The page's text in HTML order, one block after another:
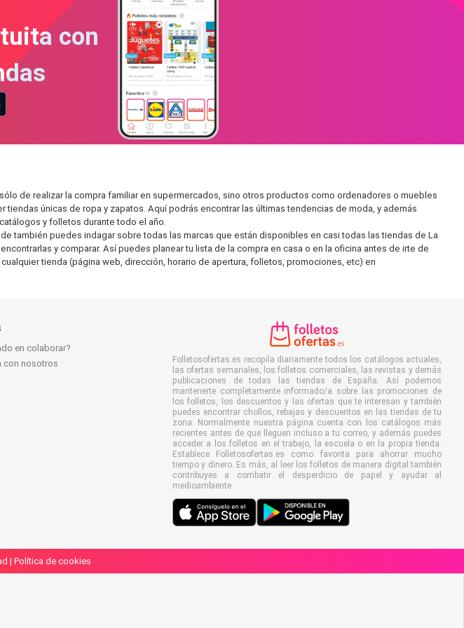
con
de realizar la compra familiar en supermercados, sino otros productos como ordenadores o muebles
únicas de ropa y zapatos. Aquí podrás encontrar las últimas tendencias de moda, y además
y folletos durante todo el año.
también puedes indagar sobre todas las marcas que están disponibles en casi todas las tiendas de La
y comparar. Así puedes planear tu lista de la compra en casa o en la oficina antes de irte de
tienda (página web, dirección, horario de apertura, folletos, promociones, etc) en
en colaborar?
con nosotros
Folletosofertas.es recopila diariamente todos los catálogos actuales,
las ofertas semanales, los folletos comerciales, las revistas y demás
publicaciones de todas las tiendas de España. Así podemos
mantenerte completamente informado/a sobre las promociones de
los folletos, los descuentos y las ofertas que te interesan y también
puedes encontrar chollos, rebajas y descuentos en las tiendas de tu
zona. Normalmente nuestra página cuenta con los catálogos más
recientes antes de que lleguen incluso a tu correo, y además puedes
acceder a los folletos en el trabajo, la escuela o en la propia tienda.
Establece Folletosofertas.es como favorita para ahorrar mucho
tiempo y dinero. Es más, al leer los folletos de manera digital también
contribuyes a combatir el desperdicio de papel y ayudar al
medioambiente.
| Política de cookies